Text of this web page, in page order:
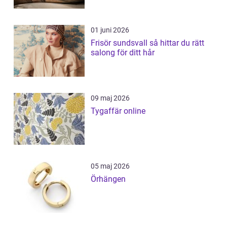
01 juni 2026
Frisör sundsvall så hittar du rätt
salong för ditt hår
09 maj 2026
Tygaffär online
05 maj 2026
Örhängen